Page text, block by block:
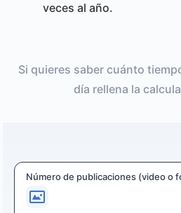
veces al año.
Si quieres saber cuánto
día rellena la
Número de publicaciones (video o